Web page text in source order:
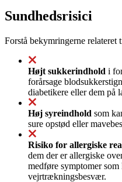
Sundhedsrisici
Forstå bekymringerne relateret
Højt sukkerindhold i
forårsage
diabetikere eller dem på
Høj syreindhold som
sure opstød eller
Risiko for allergiske
dem der er allergiske
medføre symptomer
vejrtrækningsbesvær.